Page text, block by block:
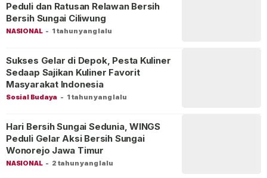
NASIONAL - 1 tahun yang lalu
Peduli dan Ratusan Relawan Bersih
Bersih Sungai Ciliwung
Sosial Budaya - 1 tahun yang lalu
Sukses Gelar di Depok, Pesta Kuliner
Sedaap Sajikan Kuliner Favorit
Masyarakat Indonesia
NASIONAL - 2 tahun yang lalu
Hari Bersih Sungai Sedunia, WINGS
Peduli Gelar Aksi Bersih Sungai
Wonorejo Jawa Timur